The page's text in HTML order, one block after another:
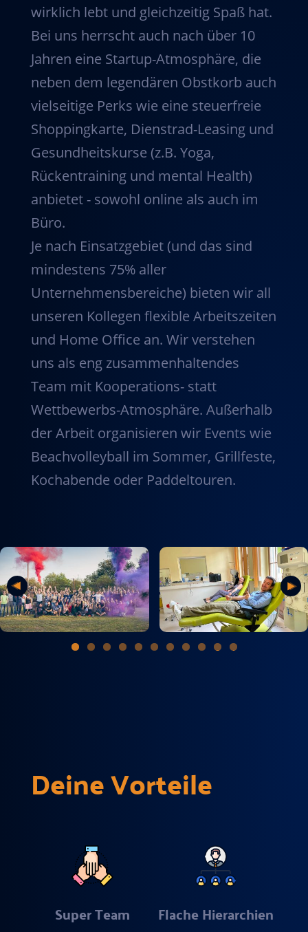
wirklich lebt und gleichzeitig Spaß hat.
Bei uns herrscht auch nach über 10
Jahren eine Startup-Atmosphäre, die
neben dem legendären Obstkorb auch
vielseitige Perks wie eine steuerfreie
Shoppingkarte, Dienstrad-Leasing und
Gesundheitskurse (z.B. Yoga,
Rückentraining und mental Health)
anbietet - sowohl online als auch im
Büro.
Je nach Einsatzgebiet (und das sind
mindestens 75% aller
Unternehmensbereiche) bieten wir all
unseren Kollegen flexible Arbeitszeiten
und Home Office an. Wir verstehen
uns als eng zusammenhaltendes
Team mit Kooperations- statt
Wettbewerbs-Atmosphäre. Außerhalb
der Arbeit organisieren wir Events wie
Beachvolleyball im Sommer, Grillfeste,
Kochabende oder Paddeltouren.
0 1
Deine Vorteile
Super Team Flache Hierarchien